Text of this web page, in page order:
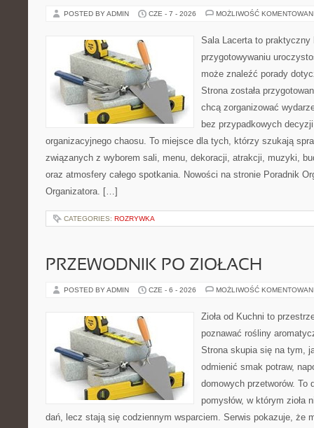
POSTED BY ADMIN CZE - 7 - 2026 MOŻLIWOŚĆ
Sala Lacerta to praktyczny
przygotowywaniu
może znaleźć porady
Strona została
chcą zorganizować
bez przypadkowych
organizacyjnego chaosu. To miejsce dla tych, którzy szukają
związanych z wyborem sali, menu, dekoracji, atrakcji, muzyki,
oraz atmosfery całego spotkania. Nowości na stronie Poradnik
Organizatora. […]
CATEGORIES: ROZRYWKA
PRZEWODNIK PO ZIOŁACH
POSTED BY ADMIN CZE - 6 - 2026 MOŻLIWOŚĆ
Zioła od Kuchni to
poznawać rośliny
Strona skupia się na tym,
odmienić smak potraw,
domowych przetworów. To
pomysłów, w którym zioła
dań, lecz stają się codziennym wsparciem. Serwis pokazuje, że